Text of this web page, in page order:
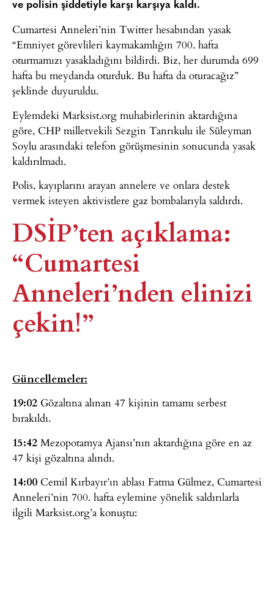
ve polisin şiddetiyle karşı karşıya kaldı.
Cumartesi Anneleri’nin Twitter hesabından yasak
“Emniyet görevlileri kaymakamlığın 700. hafta
oturmamızı yasakladığını bildirdi. Biz, her durumda 699
hafta bu meydanda oturduk. Bu hafta da oturacağız”
şeklinde duyuruldu.
Eylemdeki Marksist.org muhabirlerinin aktardığına
göre, CHP milletvekili Sezgin Tanrıkulu ile Süleyman
Soylu arasındaki telefon görüşmesinin sonucunda yasak
kaldırılmadı.
Polis, kayıplarını arayan annelere ve onlara destek
vermek isteyen aktivistlere gaz bombalarıyla saldırdı.
DSİP’ten açıklama:
“Cumartesi
Anneleri’nden elinizi
çekin!”
Güncellemeler:
19:02 Gözaltına alınan 47 kişinin tamamı serbest
bırakıldı.
15:42 Mezopotamya Ajansı’nın aktardığına göre en az
47 kişi gözaltına alındı.
14:00 Cemil Kırbayır’ın ablası Fatma Gülmez, Cumartesi
Anneleri’nin 700. hafta eylemine yönelik saldırılarla
ilgili Marksist.org’a konuştu: